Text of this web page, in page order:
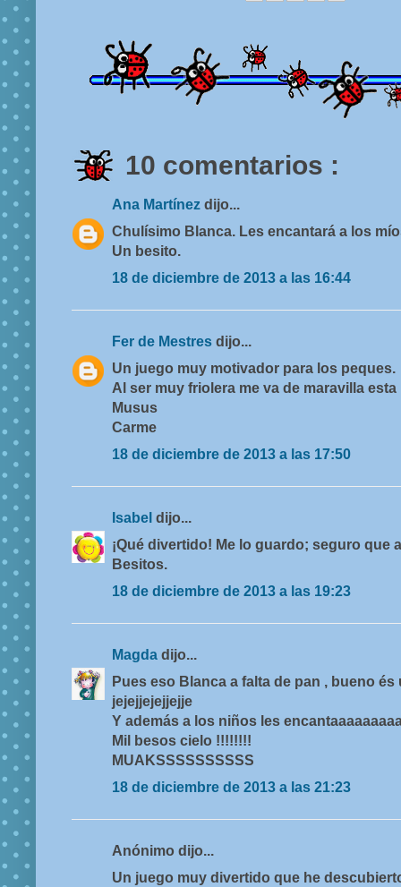
10 comentarios :
Ana Martínez dijo...
Chulísimo Blanca. Les encantará a los
Un besito.
18 de diciembre de 2013 a las 16:44
Fer de Mestres dijo...
Un juego muy motivador para los peques.
Al ser muy friolera me va de maravilla
Musus
Carme
18 de diciembre de 2013 a las 17:50
Isabel dijo...
¡Qué divertido! Me lo guardo; seguro que
Besitos.
18 de diciembre de 2013 a las 19:23
Magda dijo...
Pues eso Blanca a falta de pan , bueno
jejejjejejjejje
Y además a los niños les
Mil besos cielo !!!!!!!!
MUAKSSSSSSSSSS
18 de diciembre de 2013 a las 21:23
Anónimo dijo...
Un juego muy divertido que he